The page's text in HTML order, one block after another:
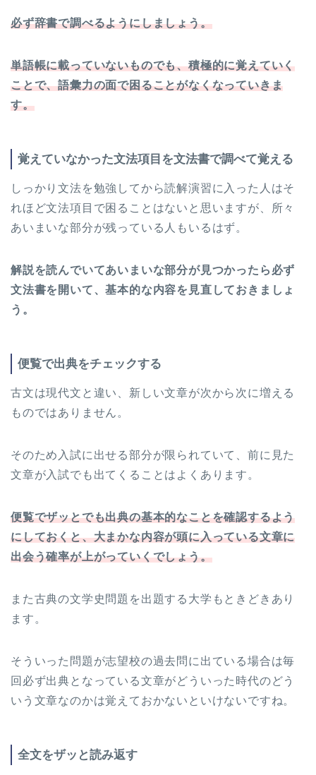
必ず辞書で調べるようにしましょう。
単語帳に載っていないものでも、積極的に覚えていく
ことで、語彙力の面で困ることがなくなっていきま
す。
覚えていなかった文法項目を文法書で調べて覚える
しっかり文法を勉強してから読解演習に入った人はそ
れほど文法項目で困ることはないと思いますが、所々
あいまいな部分が残っている人もいるはず。
解説を読んでいてあいまいな部分が見つかったら必ず
文法書を開いて、基本的な内容を見直しておきましょ
う。
便覧で出典をチェックする
古文は現代文と違い、新しい文章が次から次に増える
ものではありません。
そのため入試に出せる部分が限られていて、前に見た
文章が入試でも出てくることはよくあります。
便覧でザッとでも出典の基本的なことを確認するよう
にしておくと、大まかな内容が頭に入っている文章に
出会う確率が上がっていくでしょう。
また古典の文学史問題を出題する大学もときどきあり
ます。
そういった問題が志望校の過去問に出ている場合は毎
回必ず出典となっている文章がどういった時代のどう
いう文章なのかは覚えておかないといけないですね。
全文をザッと読み返す